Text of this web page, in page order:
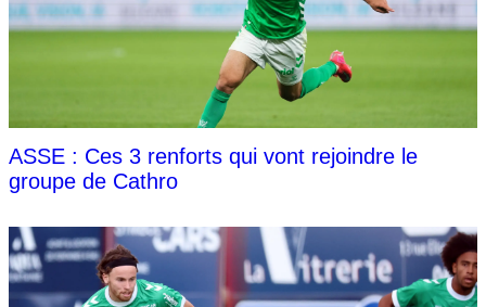
ASSE : Ces 3 renforts qui vont rejoindre le
groupe de Cathro